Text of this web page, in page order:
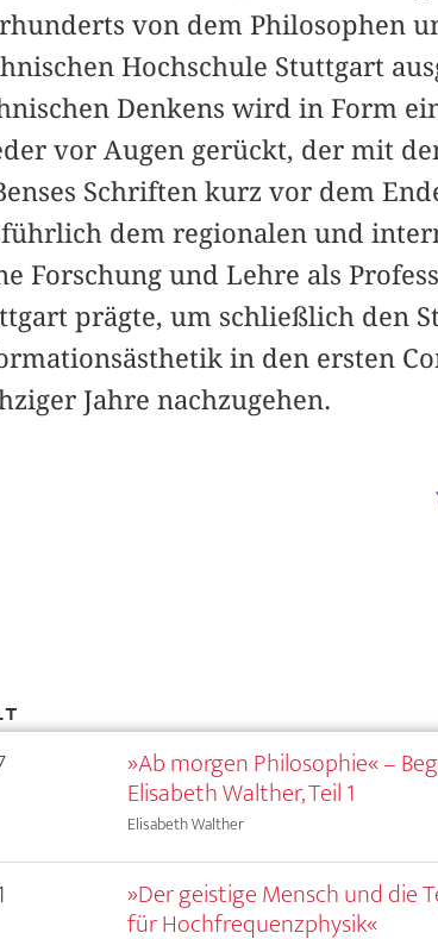
von dem Philosophen
Hochschule Stuttgart
Denkens wird in Form
vor Augen gerückt, der mit
Schriften kurz vor dem
dem regionalen und
Forschung und Lehre als
prägte, um schließlich den
in den ersten
Jahre nachzugehen.
»Ab morgen Philosophie« –
Elisabeth Walther, Teil 1
Elisabeth Walther
»Der geistige Mensch und die
für Hochfrequenzphysik«